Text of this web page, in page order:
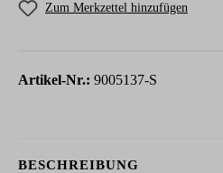
Zum Merkzettel hinzufügen
Artikel-Nr.: 9005137-S
BESCHREIBUNG